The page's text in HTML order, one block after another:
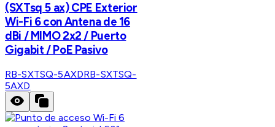
(SXTsq 5 ax) CPE Exterior
Wi-Fi 6 con Antena de 16
dBi / MIMO 2x2 / Puerto
Gigabit / PoE Pasivo
RB-SXTSQ-5AXDRB-SXTSQ-
5AXD